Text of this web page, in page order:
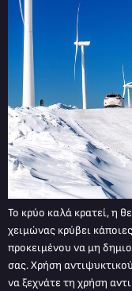
Το κρύο καλά κρατεί, η
χειμώνας κρύβει
προκειμένου να μη
σας. Χρήση
να ξεχνάτε τη χρήση